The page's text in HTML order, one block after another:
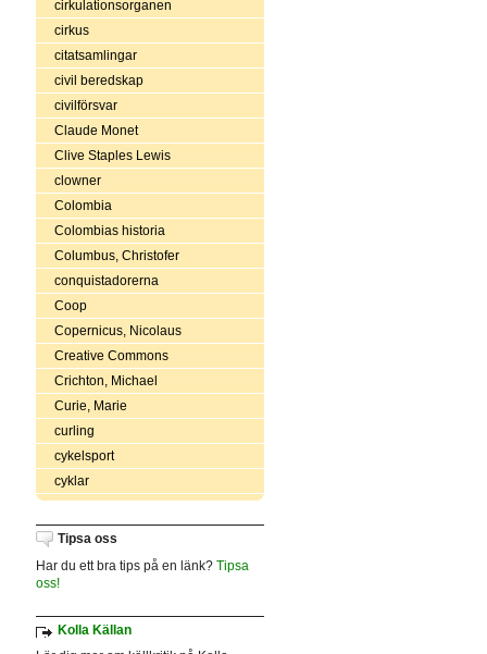
cirkulationsorganen
cirkus
citatsamlingar
civil beredskap
civilförsvar
Claude Monet
Clive Staples Lewis
clowner
Colombia
Colombias historia
Columbus, Christofer
conquistadorerna
Coop
Copernicus, Nicolaus
Creative Commons
Crichton, Michael
Curie, Marie
curling
cykelsport
cyklar
Tipsa oss
Har du ett bra tips på en länk? Tipsa
oss!
Kolla Källan